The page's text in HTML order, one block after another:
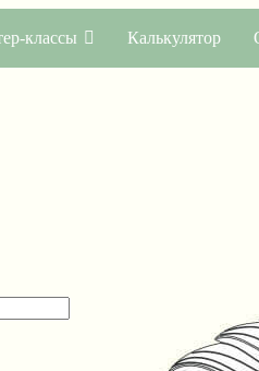
классы Калькулятор